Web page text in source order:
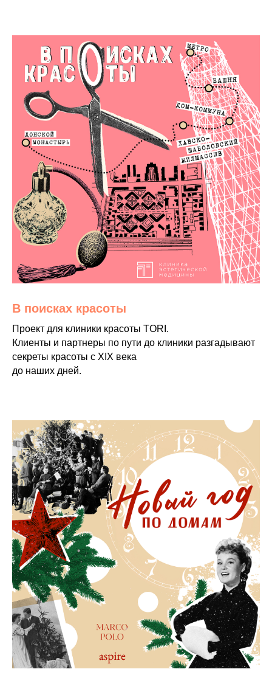
В поисках красоты
Проект для клиники красоты TORI.
Клиенты и партнеры по пути до клиники разгадывают
секреты красоты с ХIХ века
до наших дней.